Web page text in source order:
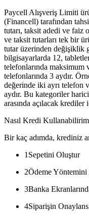
Paycell Alışveriş Limiti
(Financell) tarafından
tutarı, taksit adedi ve faiz
ve taksit tutarları tek bir
tutar üzerinden değişiklik
bilgisayarlarda 12,
telefonlarında
telefonlarında 3 aydır.
değerinde iki ayrı telefon
aydır. Bu kategoriler
arasında açılacak krediler
Nasıl Kredi
Bir kaç adımda, krediniz
1 Sepetini Oluştur
2Ödeme Yöntemini
3Banka
4Siparişin